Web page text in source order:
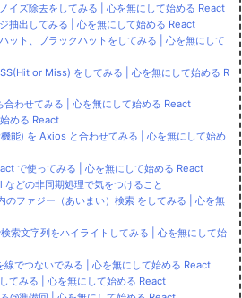
イズ除去をしてみる | 心を無にして始める React
抽出してみる | 心を無にして始める React
ット、ブラックハットをしてみる | 心を無にして
or Miss) をしてみる | 心を無にして始める R
わせてみる | 心を無にして始める React
める React
能) を Axios と合わせてみる | 心を無にして始め
で使ってみる | 心を無にして始める React
どの非同期処理で気をつけること
ファジー（あいまい）検索 をしてみる | 心を無
文字列をハイライトしてみる | 心を無にして始
でつないでみる | 心を無にして始める React
てみる | 心を無にして始める React